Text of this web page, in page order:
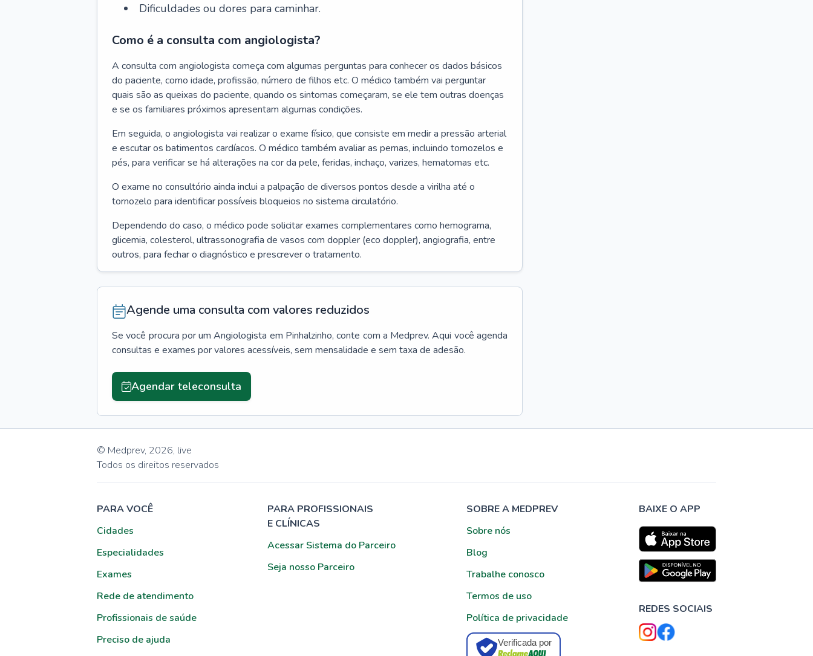
Dificuldades ou dores para caminhar.
Como é a consulta com angiologista?
A consulta com angiologista começa com algumas perguntas para conhecer os dados básicos
do paciente, como idade, profissão, número de filhos etc. O médico também vai perguntar
quais são as queixas do paciente, quando os sintomas começaram, se ele tem outras doenças
e se os familiares próximos apresentam algumas condições.
Em seguida, o angiologista vai realizar o exame físico, que consiste em medir a pressão arterial
e escutar os batimentos cardíacos. O médico também avaliar as pernas, incluindo tornozelos e
pés, para verificar se há alterações na cor da pele, feridas, inchaço, varizes, hematomas etc.
O exame no consultório ainda inclui a palpação de diversos pontos desde a virilha até o
tornozelo para identificar possíveis bloqueios no sistema circulatório.
Dependendo do caso, o médico pode solicitar exames complementares como hemograma,
glicemia, colesterol, ultrassonografia de vasos com doppler (eco doppler), angiografia, entre
outros, para fechar o diagnóstico e prescrever o tratamento.
Agende uma consulta com valores reduzidos
Se você procura por um Angiologista em Pinhalzinho, conte com a Medprev. Aqui você agenda
consultas e exames por valores acessíveis, sem mensalidade e sem taxa de adesão.
Agendar teleconsulta
© Medprev, 2026, live
Todos os direitos reservados
PARA VOCÊ
Cidades
Especialidades
Exames
Rede de atendimento
Profissionais de saúde
Preciso de ajuda
PARA PROFISSIONAIS
E CLÍNICAS
Acessar Sistema do Parceiro
Seja nosso Parceiro
SOBRE A MEDPREV
Sobre nós
Blog
Trabalhe conosco
Termos de uso
Política de privacidade
Verificada por
BAIXE O APP
REDES SOCIAIS